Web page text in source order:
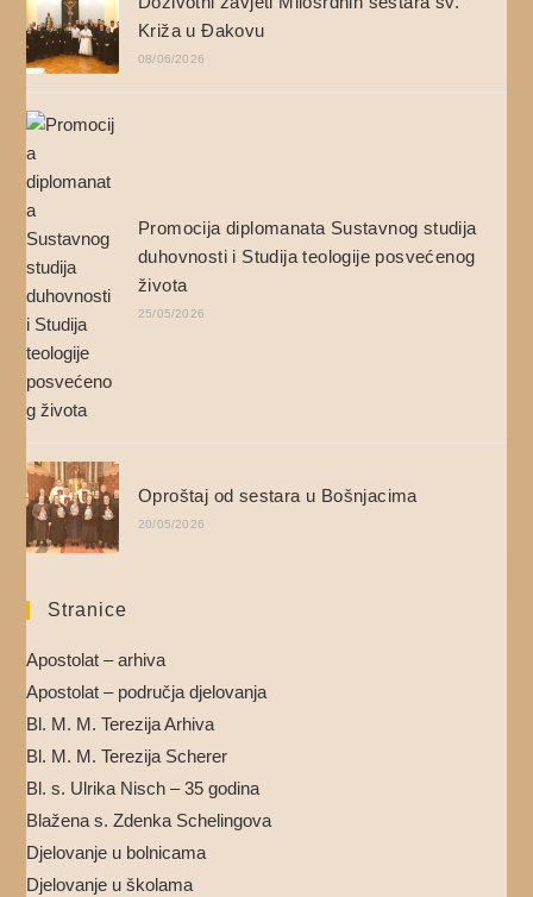
Križa u Đakovu
08/06/2026
Promocija diplomanata Sustavnog studija
duhovnosti i Studija teologije posvećenog
života
25/05/2026
Oproštaj od sestara u Bošnjacima
20/05/2026
Stranice
Apostolat – arhiva
Apostolat – područja djelovanja
Bl. M. M. Terezija Arhiva
Bl. M. M. Terezija Scherer
Bl. s. Ulrika Nisch – 35 godina
Blažena s. Zdenka Schelingova
Djelovanje u bolnicama
Djelovanje u školama